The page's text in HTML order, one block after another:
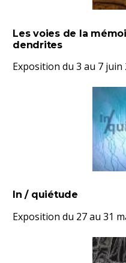
Les voies de la
dendrites
Exposition du 3 au 7 juin
In / quiétude
Exposition du 27 au 31